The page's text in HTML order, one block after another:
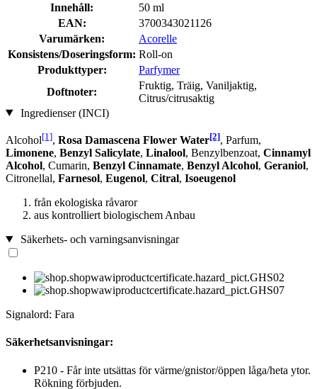
Innehåll:
50 ml
EAN:
3700343021126
Varumärken:
Acorelle
Konsistens/Doseringsform: Roll-on
Produkttyper:
Parfymer
Doftnoter:
Fruktig, Träig, Vaniljaktig,
Citrus/citrusaktig
Ingredienser (INCI)
Alcohol[1], Rosa Damascena Flower Water[2], Parfum,
Limonene, Benzyl Salicylate, Linalool, Benzylbenzoat, Cinnamyl
Alcohol, Cumarin, Benzyl Cinnamate, Benzyl Alcohol, Geraniol,
Citronellal, Farnesol, Eugenol, Citral, Isoeugenol
från ekologiska råvaror
aus kontrolliert biologischem Anbau
Säkerhets- och varningsanvisningar
Signalord: Fara
Säkerhetsanvisningar:
P210 - Får inte utsättas för värme/gnistor/öppen låga/heta ytor.
Rökning förbjuden.